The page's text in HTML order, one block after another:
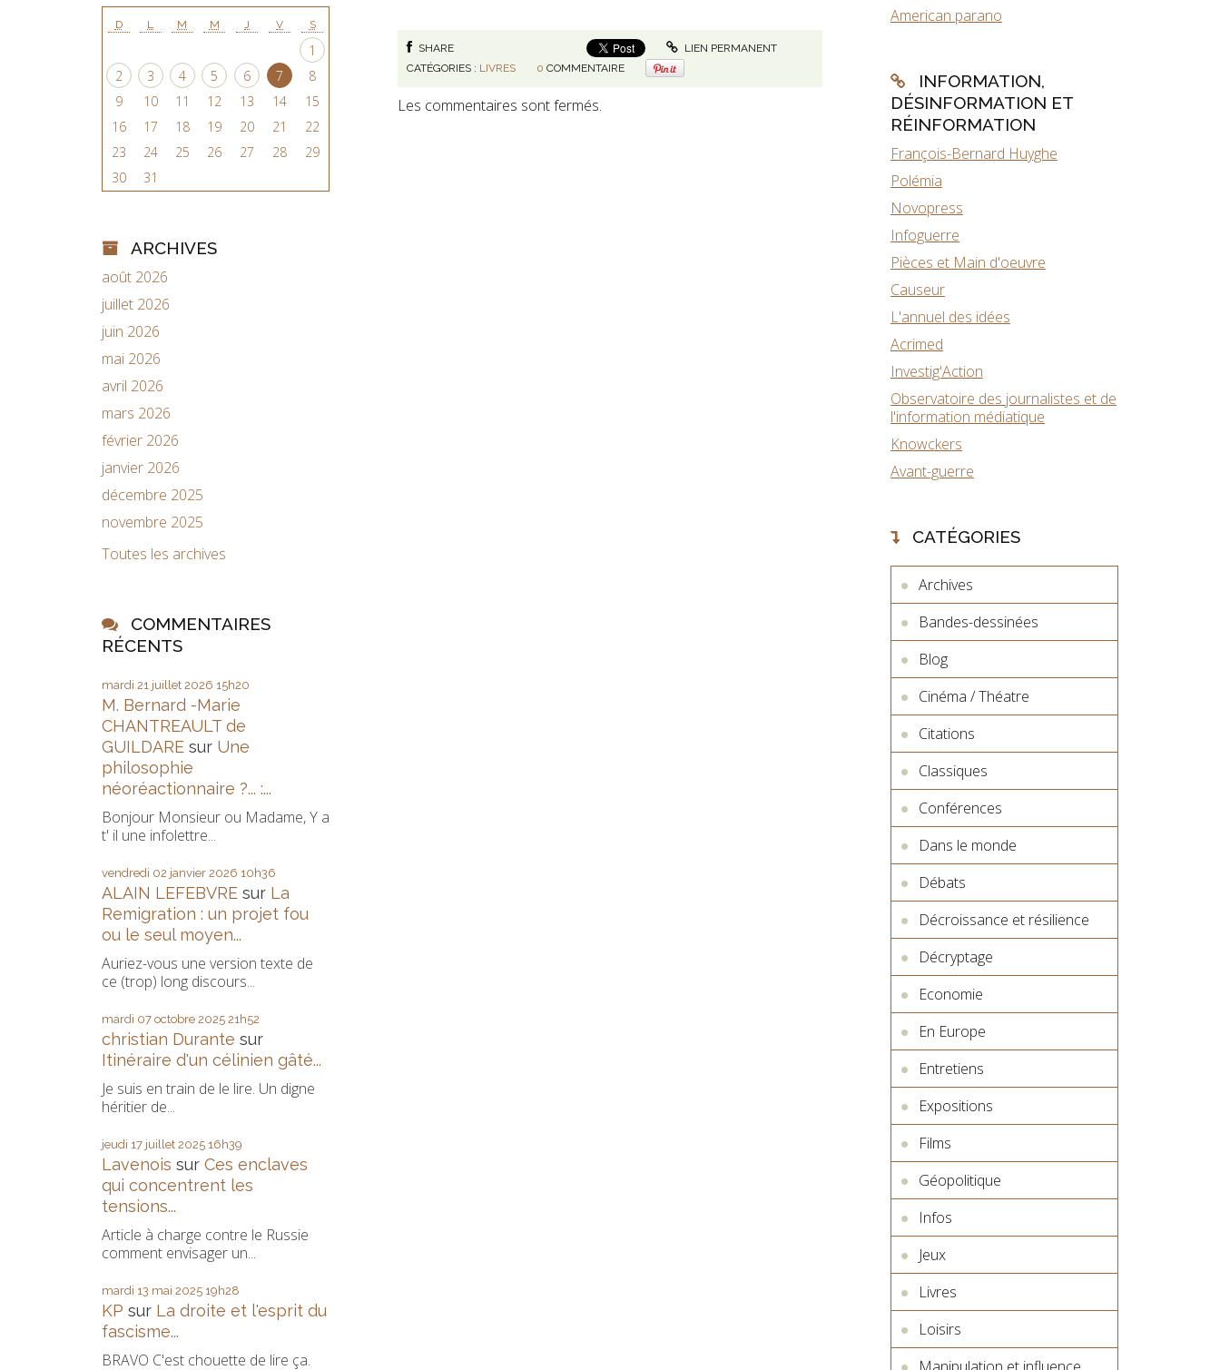
D L M M J V S
1
2
3 4 5 6 7
8
9
10 11 12 13 14
15
16
17 18 19 20 21
22
23
24 25 26 27 28
29
30
31
ARCHIVES
août 2026
juillet 2026
juin 2026
mai 2026
avril 2026
mars 2026
février 2026
janvier 2026
décembre 2025
novembre 2025
Toutes les archives
COMMENTAIRES
RÉCENTS
mardi 21 juillet 2026 15h20
M. Bernard -Marie
CHANTREAULT de
GUILDARE sur Une
philosophie
néoréactionnaire ?... :...
Bonjour Monsieur ou Madame, Y a
t' il une infolettre...
vendredi 02 janvier 2026 10h36
ALAIN LEFEBVRE sur La
Remigration : un projet fou
ou le seul moyen...
Auriez-vous une version texte de
ce (trop) long discours...
mardi 07 octobre 2025 21h52
christian Durante sur
Itinéraire d'un célinien gâté...
Je suis en train de le lire. Un digne
héritier de...
jeudi 17 juillet 2025 16h39
Lavenois sur Ces enclaves
qui concentrent les
tensions...
Article à charge contre le Russie
comment envisager un...
mardi 13 mai 2025 19h28
KP sur La droite et l'esprit du
fascisme...
BRAVO C'est chouette de lire ça.
SHARE
LIEN PERMANENT
CATÉGORIES : LIVRES 0 COMMENTAIRE
Les commentaires sont fermés.
American parano
INFORMATION,
DÉSINFORMATION ET
RÉINFORMATION
François-Bernard Huyghe
Polémia
Novopress
Infoguerre
Pièces et Main d'oeuvre
Causeur
L'annuel des idées
Acrimed
Investig'Action
Observatoire des journalistes et de
l'information médiatique
Knowckers
Avant-guerre
CATÉGORIES
Archives
Bandes-dessinées
Blog
Cinéma / Théatre
Citations
Classiques
Conférences
Dans le monde
Débats
Décroissance et résilience
Décryptage
Economie
En Europe
Entretiens
Expositions
Films
Géopolitique
Infos
Jeux
Livres
Loisirs